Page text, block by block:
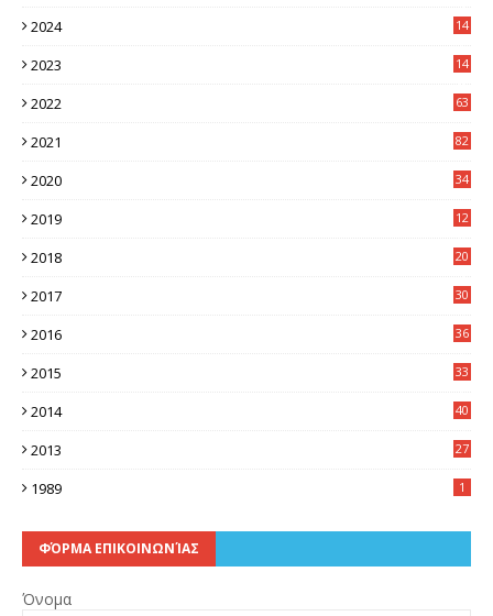
2024
14
2023
14
2022 63
2021 82
2020 34
2019
12
2018
20
2017
30
2016
36
2015
33
2014
40
2013
27
1989 1
ΦΌΡΜΑ ΕΠΙΚΟΙΝΩΝΊΑΣ
Όνομα